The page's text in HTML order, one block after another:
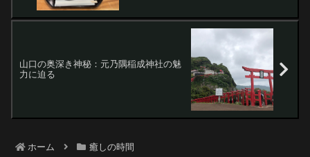
山口の奥深き神秘：元乃隅稲成神社の魅
力に迫る
ホーム 癒しの時間